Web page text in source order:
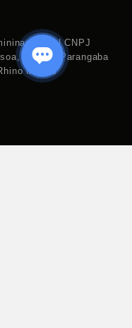
S.A. | CNPJ
7.111 – Parangaba
Mídias